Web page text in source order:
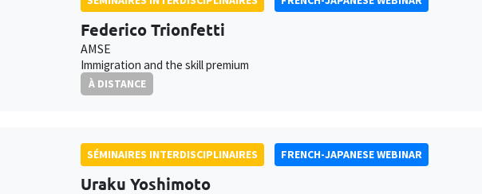
Federico Trionfetti
AMSE
Immigration and the skill premium
À DISTANCE
SÉMINAIRES INTERDISCIPLINAIRES FRENCH-JAPANESE WEBINAR
Uraku Yoshimoto